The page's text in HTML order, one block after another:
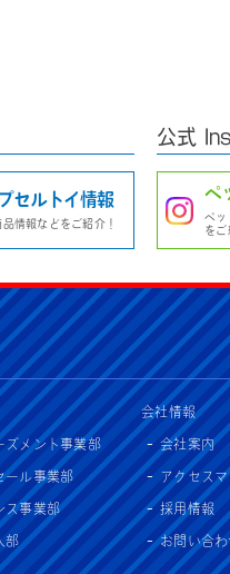
セルトイ情報
品情報などをご紹介！
公式
ペ
ペッ
をご
ズメント事業部
ール事業部
ス事業部
部
会社情報
会社案内
アクセス
採用情報
お問い合わ